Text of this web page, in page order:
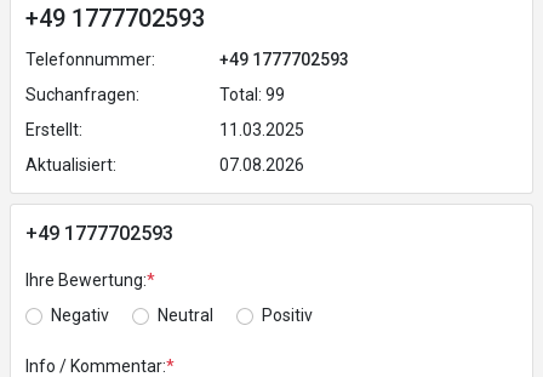
+49 1777702593
Telefonnummer:
+49 1777702593
Suchanfragen:
Total: 99
Erstellt:
11.03.2025
Aktualisiert:
07.08.2026
+49 1777702593
Ihre Bewertung:*
Negativ
Neutral Positiv
Info / Kommentar:*